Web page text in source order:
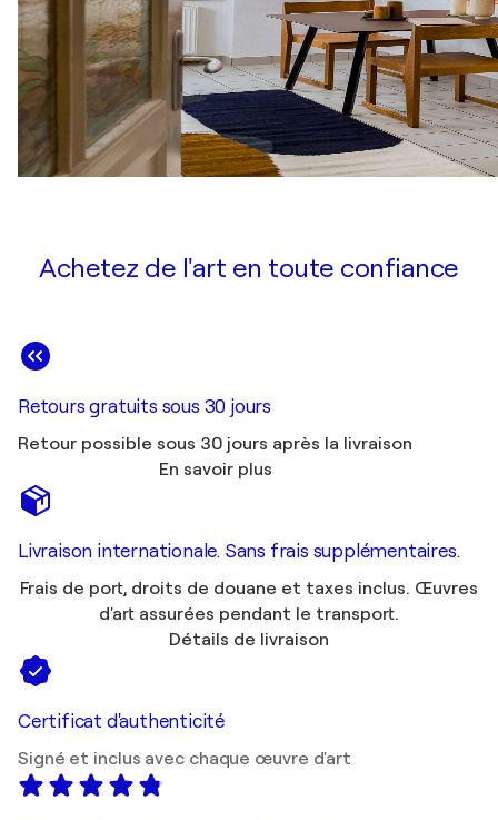
Achetez de l'art en toute confiance
Retours gratuits sous 30 jours
Retour possible sous 30 jours après la livraison
En savoir plus
Livraison internationale. Sans frais supplémentaires.
Frais de port, droits de douane et taxes inclus. Œuvres
d'art assurées pendant le transport.
Détails de livraison
Certificat d'authenticité
Signé et inclus avec chaque œuvre d'art